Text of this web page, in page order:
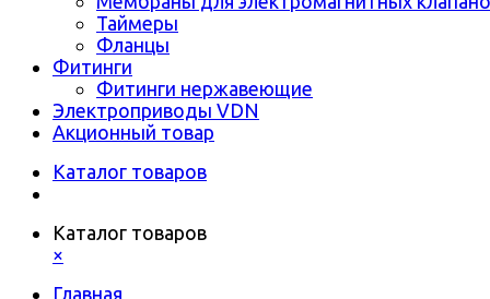
Таймеры
Фланцы
Фитинги
Фитинги нержавеющие
Электроприводы VDN
Акционный товар
Каталог товаров
Каталог товаров
×
Главная